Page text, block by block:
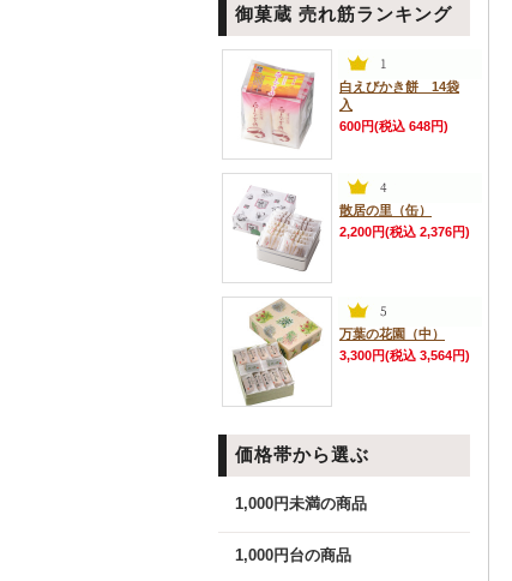
御菓蔵 売れ筋ランキング
白えびかき餅 14袋
入
600円(税込 648円)
散居の里（缶）
2,200円(税込 2,376円)
万葉の花園（中）
3,300円(税込 3,564円)
価格帯から選ぶ
1,000円未満の商品
1,000円台の商品